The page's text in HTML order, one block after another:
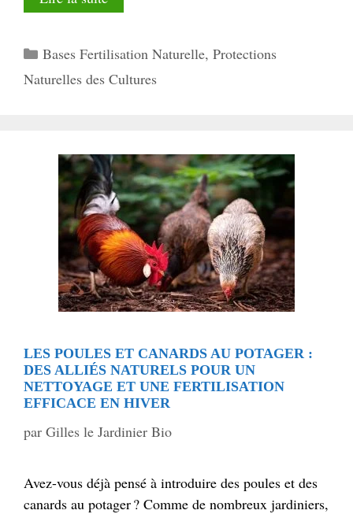
Catégories
Bases Fertilisation Naturelle, Protections
Naturelles des Cultures
LES POULES ET CANARDS AU POTAGER :
DES ALLIÉS NATURELS POUR UN
NETTOYAGE ET UNE FERTILISATION
EFFICACE EN HIVER
par Gilles le Jardinier Bio
Avez-vous déjà pensé à introduire des poules et des
canards au potager ? Comme de nombreux jardiniers,